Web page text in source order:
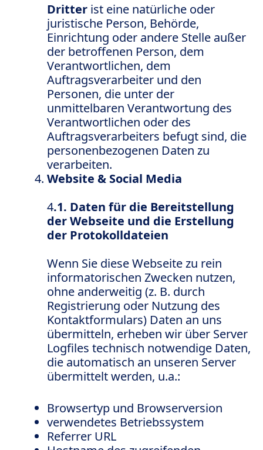
Dritter ist eine natürliche oder
juristische Person, Behörde,
Einrichtung oder andere Stelle außer
der betroffenen Person, dem
Verantwortlichen, dem
Auftragsverarbeiter und den
Personen, die unter der
unmittelbaren Verantwortung des
Verantwortlichen oder des
Auftragsverarbeiters befugt sind, die
personenbezogenen Daten zu
verarbeiten.
Website & Social Media
4.1. Daten für die Bereitstellung
der Webseite und die Erstellung
der Protokolldateien
Wenn Sie diese Webseite zu rein
informatorischen Zwecken nutzen,
ohne anderweitig (z. B. durch
Registrierung oder Nutzung des
Kontaktformulars) Daten an uns
übermitteln, erheben wir über Server
Logfiles technisch notwendige Daten,
die automatisch an unseren Server
übermittelt werden, u.a.:
Browsertyp und Browserversion
verwendetes Betriebssystem
Referrer URL